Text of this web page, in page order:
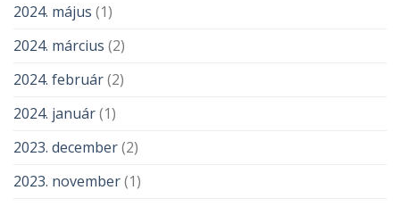
2024. május (1)
2024. március (2)
2024. február(2)
2024. január(1)
2023. december(2)
2023. november(1)